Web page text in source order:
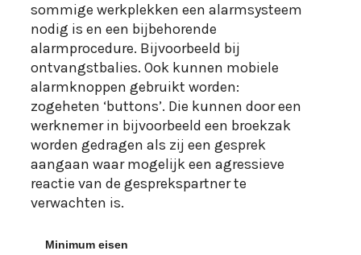
sommige werkplekken een alarmsysteem
nodig is en een bijbehorende
alarmprocedure. Bijvoorbeeld bij
ontvangstbalies. Ook kunnen mobiele
alarmknoppen gebruikt worden:
zogeheten ‘buttons’. Die kunnen door een
werknemer in bijvoorbeeld een broekzak
worden gedragen als zij een gesprek
aangaan waar mogelijk een agressieve
reactie van de gesprekspartner te
Minimum eisen